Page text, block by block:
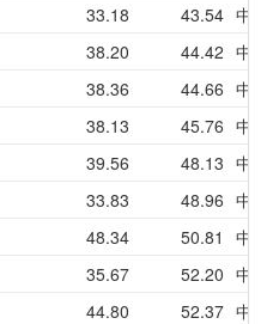
33.18 43.54 中
38.20 44.42 中
38.36 44.66 中
38.13 45.76 中
39.56 48.13 中
33.83 48.96 中
48.34 50.81
中
35.67 52.20 中
44.80 52.37 中